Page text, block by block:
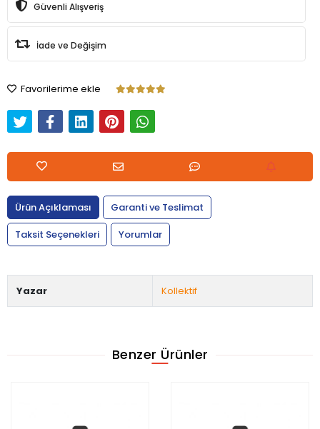
Güvenli Alışveriş
İade ve Değişim
Favorilerime ekle
Ürün Açıklaması
Garanti ve Teslimat
Taksit Seçenekleri
Yorumlar
Yazar Kollektif
Benzer Ürünler